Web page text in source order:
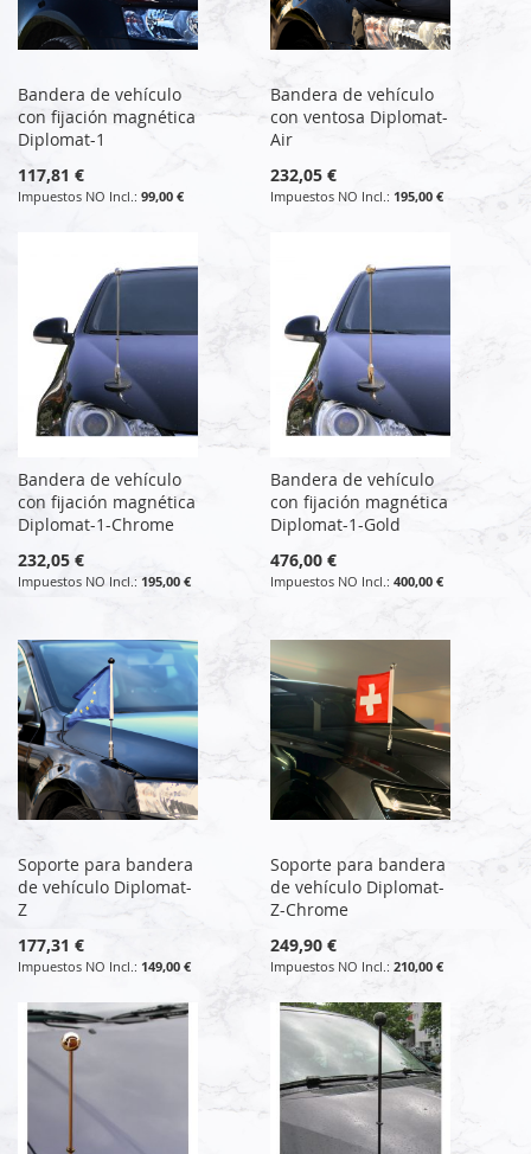
Bandera de vehículo
con fijación magnética
Diplomat-1
117,81 €
99,00 €
Bandera de vehículo
con ventosa Diplomat-
Air
232,05 €
195,00 €
Bandera de vehículo
con fijación magnética
Diplomat-1-Chrome
232,05 €
195,00 €
Bandera de vehículo
con fijación magnética
Diplomat-1-Gold
476,00 €
400,00 €
Soporte para bandera
de vehículo Diplomat-
Z
177,31 €
149,00 €
Soporte para bandera
de vehículo Diplomat-
Z-Chrome
249,90 €
210,00 €